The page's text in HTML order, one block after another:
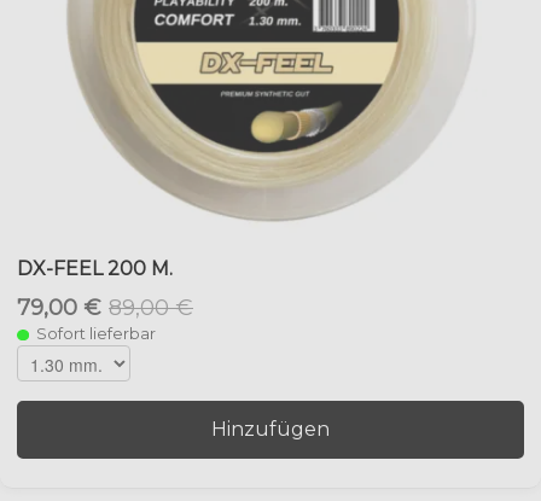
DX-FEEL 200 M.
79,00 € 89,00 €
Sofort lieferbar
Hinzufügen